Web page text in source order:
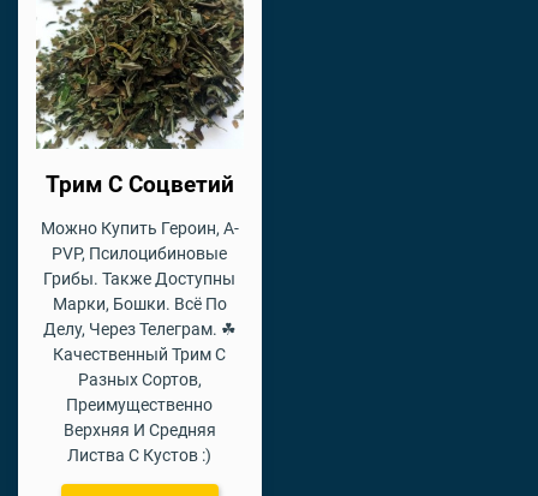
Трим С Соцветий
Можно Купить Героин, A-
PVP, Псилоцибиновые
Грибы. Также Доступны
Марки, Бошки. Всё По
Делу, Через Телеграм. ☘
Качественный Трим С
Разных Сортов,
Преимущественно
Верхняя И Средняя
Листва С Кустов :)